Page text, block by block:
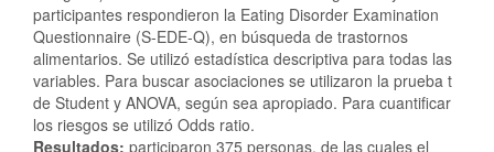
participantes respondieron la Eating Disorder Examination
Questionnaire (S-EDE-Q), en búsqueda de trastornos
alimentarios. Se utilizó estadística descriptiva para todas las
variables. Para buscar asociaciones se utilizaron la prueba t
de Student y ANOVA, según sea apropiado. Para cuantificar
los riesgos se utilizó Odds ratio.
Resultados: participaron 375 personas, de las cuales el